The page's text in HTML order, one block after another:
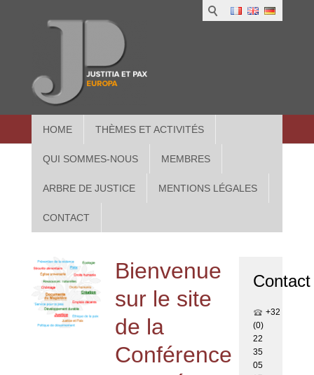
HOME THÈMES ET ACTIVITÉS
QUI SOMMES-NOUS MEMBRES
ARBRE DE JUSTICE MENTIONS LÉGALES
CONTACT
in
Bienvenue
sur le site
de la
Conférence
Contact
+32
(0)
22
35
05